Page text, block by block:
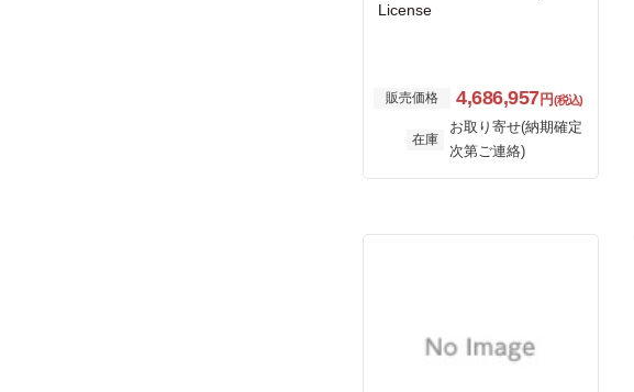
License
販売価格 4,686,957円(税込)
在庫
お取り寄せ(納期確定
次第ご連絡)